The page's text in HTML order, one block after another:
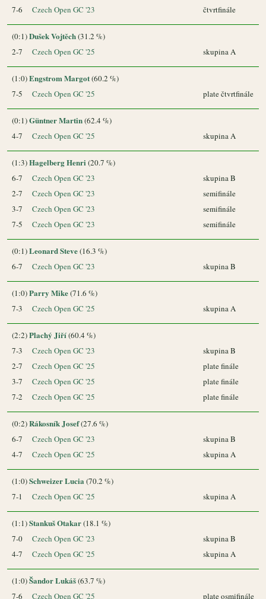
7-6
Czech Open GC '23 čtvrtfinále
(0:1)Dušek Vojtěch(31.2 %)
2-7
Czech Open GC '25 skupina A
(1:0)Engstrom Margot(60.2 %)
7-5
Czech Open GC '25 plate čtvrtfinále
(0:1)Güntner Martin(62.4 %)
4-7
Czech Open GC '25 skupina A
(1:3)Hagelberg Henri (20.7 %)
6-7
Czech Open GC '23
skupina B
2-7
Czech Open GC '23
semifinále
3-7
Czech Open GC '23
semifinále
7-5
Czech Open GC '23 semifinále
(0:1)Leonard Steve(16.3 %)
6-7
Czech Open GC '23 skupina B
(1:0)Parry Mike(71.6 %)
7-3
Czech Open GC '25 skupina A
(2:2)Plachý Jiří(60.4 %)
7-3
Czech Open GC '23
skupina B
2-7
Czech Open GC '25
plate finále
3-7
Czech Open GC '25
plate finále
7-2
Czech Open GC '25 plate finále
(0:2)Rákosník Josef(27.6 %)
6-7
Czech Open GC '23
skupina B
4-7
Czech Open GC '25 skupina A
(1:0)Schweizer Lucia (70.2 %)
7-1
Czech Open GC '25 skupina A
(1:1)Stankuš Otakar(18.1 %)
7-0
Czech Open GC '23
skupina B
4-7
Czech Open GC '25 skupina A
(1:0)Šandor Lukáš(63.7 %)
7-6
Czech Open GC '25 plate osmifinále